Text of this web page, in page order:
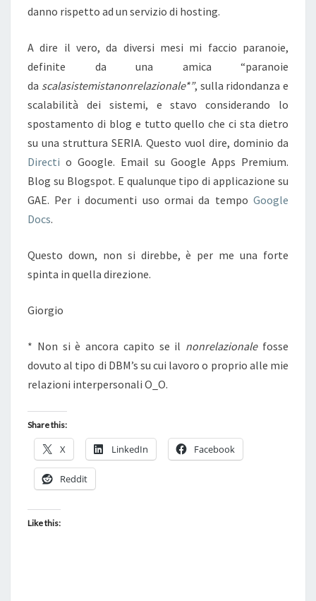
danno rispetto ad un servizio di hosting.
A dire il vero, da diversi mesi mi faccio paranoie,
definite da una amica “paranoie
da scalasistemistanonrelazionale*”, sulla ridondanza e
scalabilità dei sistemi, e stavo considerando lo
spostamento di blog e tutto quello che ci sta dietro
su una struttura SERIA. Questo vuol dire, dominio da
Directi o Google. Email su Google Apps Premium.
Blog su Blogspot. E qualunque tipo di applicazione su
GAE. Per i documenti uso ormai da tempo Google
Docs.
Questo down, non si direbbe, è per me una forte
spinta in quella direzione.
Giorgio
* Non si è ancora capito se il nonrelazionalefosse
dovuto al tipo di DBM’s su cui lavoro o proprio alle mie
relazioni interpersonali O_O.
Share this:
X LinkedIn Facebook
Reddit
Like this: